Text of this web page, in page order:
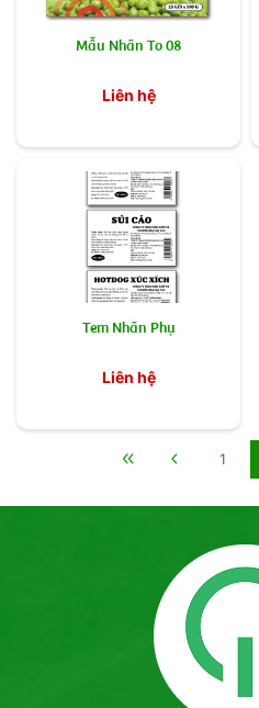
Mẫu Nhãn To 08
Liên hệ
Tem Nhãn Phụ
Liên hệ
1